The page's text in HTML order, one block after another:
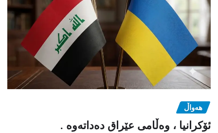
هەواڵ
ئۆکرانیا ، وەڵامی عێراق دەداتەوە .